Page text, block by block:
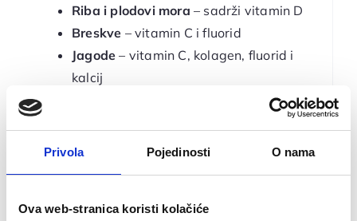
Privola Pojedinosti O nama
Ova web-stranica koristi kolačiće
Riba i plodovi mora – sadrži vitamin D
Breskve – vitamin C i fluorid
Jagode – vitamin C, kolagen, fluorid i
kalcij
– vitamin C, vitamin A, kalij,
vlakna, ima najveći udio vode u voću i
najmanji udio šećera
Kokos– smanjenje oralnih bakterija,